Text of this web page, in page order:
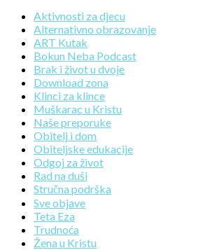
Aktivnosti za djecu
Alternativno obrazovanje
ART Kutak
Bokun Neba Podcast
Brak i život u dvoje
Download zona
Klinci za klince
Muškarac u Kristu
Naše preporuke
Obitelj i dom
Obiteljske edukacije
Odgoj za život
Rad na duši
Stručna podrška
Sve objave
Teta Eza
Trudnoća
Žena u Kristu